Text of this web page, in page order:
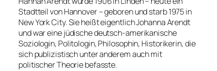
Stadtteil von Hannover – geboren und starb 1975 in
New York City. Sie heißt eigentlich Johanna Arendt
und war eine jüdische deutsch-amerikanische
Soziologin, Politologin, Philosophin, Historikerin, die
sich publizistisch unter anderem auch mit
politischer Theorie befasste.